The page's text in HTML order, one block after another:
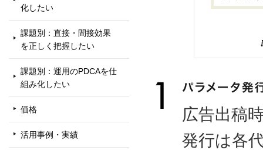
化したい
課題別：直接・間接効果
を正しく把握したい
課題別：運用のPDCAを仕
組み化したい
価格
活用事例・実績
広告出稿
発行は各